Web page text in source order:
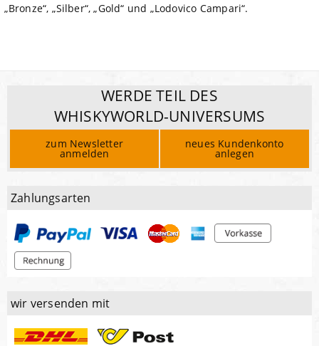
„Bronze“, „Silber“, „Gold“ und „Lodovico Campari“.
WERDE TEIL DES
WHISKYWORLD-UNIVERSUMS
zum Newsletter
anmelden
neues Kundenkonto
anlegen
Zahlungsarten
wir versenden mit